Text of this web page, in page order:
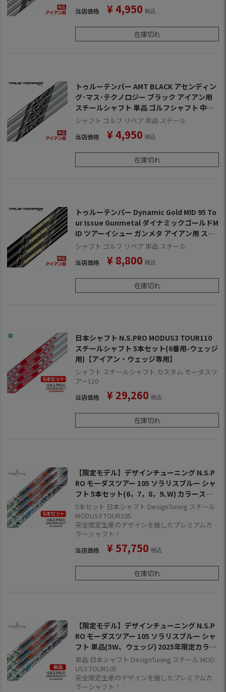
当店価格 ¥4,950 税込
在庫切れ
トゥルーテンパー AMT BLACK アセンディン
グ･マス･テクノロジー ブラック アイアン用
スチールシャフト 単品 ゴルフシャフト 中調
子
シャフト ゴルフ リペア 単品 スチール
当店価格 ¥4,950 税込
在庫切れ
トゥルーテンパー Dynamic Gold MID 95 To
ur Issue Gunmetal ダイナミックゴールドM
ID ツアーイシュー ガンメタ アイアン用 スチ
ールシャフト 単品 ゴルフシャフト 中調子
シャフト ゴルフ リペア 単品 スチール
当店価格 ¥ 8,800 税込
在庫切れ
日本シャフト N.S.PRO MODUS3 TOUR110
スチールシャフト 5本セット(6番用-ウェッジ
用)【アイアン・ウェッジ専用】
シャフト スチールシャフト カスタム モーダスツ
アー110
当店価格 ¥ 29,260 税込
在庫切れ
【限定モデル】デザインチューニング N.S.P
RO モーダスツアー 105 ソラリスブルー シャ
フト 5本セット(6，7，8，9､W) カラースチ
ール 日本正規品
5本セット 日本シャフト DesignTuning スチール
MODUS3 TOUR105
完全限定生産のデザインを施したプレミアムカ
ラーシャフト！
当店価格 ¥ 57,750 税込
在庫切れ
【限定モデル】デザインチューニング N.S.P
RO モーダスツアー 105 ソラリスブルー シャ
フト 単品(5W、ウェッジ) 2025年限定カラー
日本正規品
単品 日本シャフト DesignTuning スチール MOD
US3 TOUR105
完全限定生産のデザインを施したプレミアムカ
ラーシャフト！